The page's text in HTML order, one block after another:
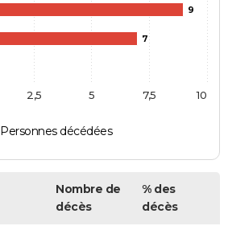
9
7
Personnes décédées
10
2,5 5 7,5
Nombre de
décès
% des
décès